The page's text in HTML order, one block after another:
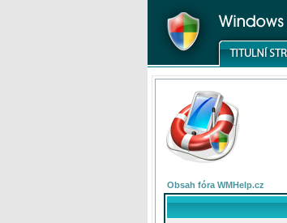
Obsah fóra WMHelp.cz